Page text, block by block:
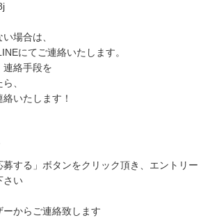
場合は、
にてご連絡いたします。
連絡手段を
、
いたします！
募する」ボタンをクリック頂き、エントリー
さい
ーからご連絡致します